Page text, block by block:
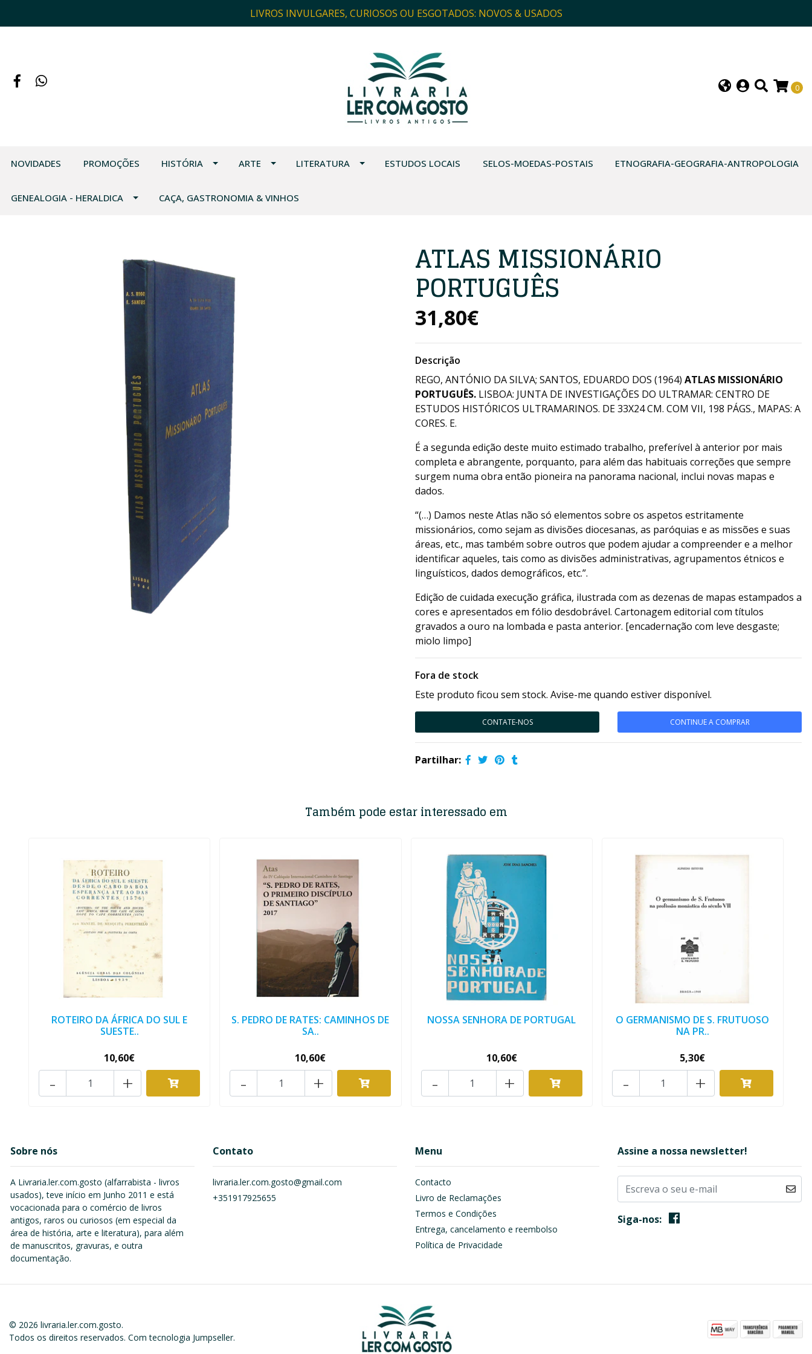
LIVROS INVULGARES, CURIOSOS OU ESGOTADOS: NOVOS & USADOS
0
NOVIDADES PROMOÇÕES HISTÓRIA ARTE LITERATURA ESTUDOS LOCAIS SELOS-MOEDAS-POSTAIS ETNOGRAFIA-GEOGRAFIA-ANTROPOLOGIA
GENEALOGIA - HERALDICA CAÇA, GASTRONOMIA & VINHOS
ATLAS MISSIONÁRIO
PORTUGUÊS
31,80€
Descrição
REGO, ANTÓNIO DA SILVA; SANTOS, EDUARDO DOS (1964) ATLAS MISSIONÁRIO
PORTUGUÊS. LISBOA: JUNTA DE INVESTIGAÇÕES DO ULTRAMAR: CENTRO DE
ESTUDOS HISTÓRICOS ULTRAMARINOS. DE 33X24 CM. COM VII, 198 PÁGS., MAPAS: A
CORES. E.
É a segunda edição deste muito estimado trabalho, preferível à anterior por mais
completa e abrangente, porquanto, para além das habituais correções que sempre
surgem numa obra então pioneira na panorama nacional, inclui novas mapas e
dados.
“(…) Damos neste Atlas não só elementos sobre os aspetos estritamente
missionários, como sejam as divisões diocesanas, as paróquias e as missões e suas
áreas, etc., mas também sobre outros que podem ajudar a compreender e a melhor
identificar aqueles, tais como as divisões administrativas, agrupamentos étnicos e
linguísticos, dados demográficos, etc.”.
Edição de cuidada execução gráfica, ilustrada com as dezenas de mapas estampados a
cores e apresentados em fólio desdobrável. Cartonagem editorial com títulos
gravados a ouro na lombada e pasta anterior. [encadernação com leve desgaste;
miolo limpo]
Fora de stock
Este produto ficou sem stock. Avise-me quando estiver disponível.
CONTATE-NOS CONTINUE A COMPRAR
Partilhar:
Também pode estar interessado em
ROTEIRO DA ÁFRICA DO SUL E
SUESTE..
10,60€
+
-
S. PEDRO DE RATES: CAMINHOS DE
SA..
10,60€
+
-
NOSSA SENHORA DE PORTUGAL
10,60€
+
-
O GERMANISMO DE S. FRUTUOSO
NA PR..
5,30€
+
-
Sobre nós
A Livraria.ler.com.gosto (alfarrabista - livros
usados), teve início em Junho 2011 e está
vocacionada para o comércio de livros
antigos, raros ou curiosos (em especial da
área de história, arte e literatura), para além
de manuscritos, gravuras, e outra
documentação.
Contato
livraria.ler.com.gosto@gmail.com
+351917925655
Menu
Contacto
Livro de Reclamações
Termos e Condições
Entrega, cancelamento e reembolso
Política de Privacidade
Assine a nossa newsletter!
Siga-nos:
© 2026 livraria.ler.com.gosto.
Todos os direitos reservados. Com tecnologia Jumpseller.